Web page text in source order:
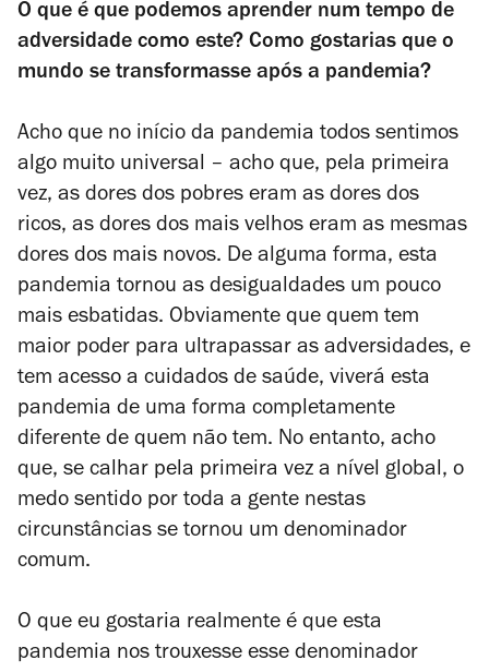
O que é que podemos aprender num tempo de
adversidade como este? Como gostarias que o
mundo se transformasse após a pandemia?
Acho que no início da pandemia todos sentimos
algo muito universal – acho que, pela primeira
vez, as dores dos pobres eram as dores dos
ricos, as dores dos mais velhos eram as mesmas
dores dos mais novos. De alguma forma, esta
pandemia tornou as desigualdades um pouco
mais esbatidas. Obviamente que quem tem
maior poder para ultrapassar as adversidades, e
tem acesso a cuidados de saúde, viverá esta
pandemia de uma forma completamente
diferente de quem não tem. No entanto, acho
que, se calhar pela primeira vez a nível global, o
medo sentido por toda a gente nestas
circunstâncias se tornou um denominador
comum.
O que eu gostaria realmente é que esta
pandemia nos trouxesse esse denominador